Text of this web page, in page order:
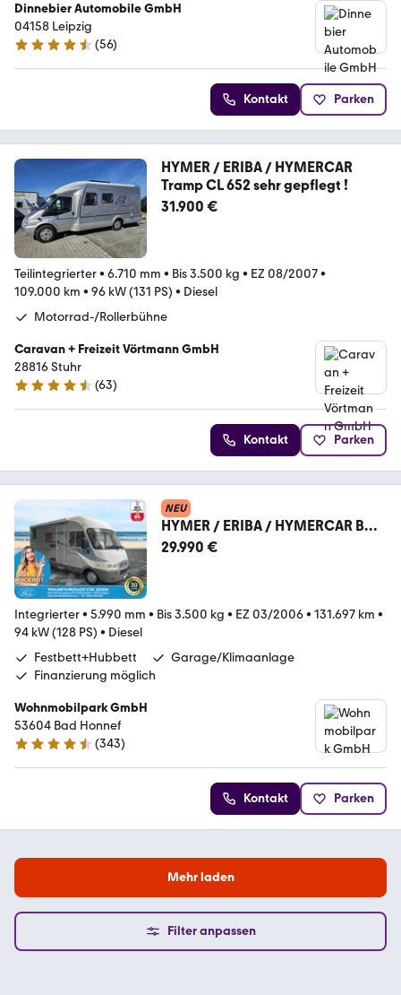
Dinnebier Automobile GmbH
04158 Leipzig
4.6 Sterne
(56)
Kontakt Parken
HYMER / ERIBA / HYMERCAR
Tramp CL 652 sehr gepflegt !
31.900 €
Teilintegrierter• 6.710 mm • Bis 3.500 kg • EZ 08/2007•
109.000 km • 96 kW (131 PS) • Diesel
Motorrad-/Rollerbühne
Caravan + Freizeit Vörtmann GmbH
28816 Stuhr
4.3 Sterne
(63)
Kontakt Parken
NEU
HYMER / ERIBA / HYMERCAR B
504
29.990 €
Integrierter• 5.990 mm • Bis 3.500 kg • EZ 03/2006• 131.697 km •
94 kW (128 PS) • Diesel
Festbett+Hubbett
Garage/Klimaanlage
Finanzierung möglich
Wohnmobilpark GmbH
53604 Bad Honnef
4.3 Sterne
(343)
Kontakt Parken
Mehr laden
Filter anpassen